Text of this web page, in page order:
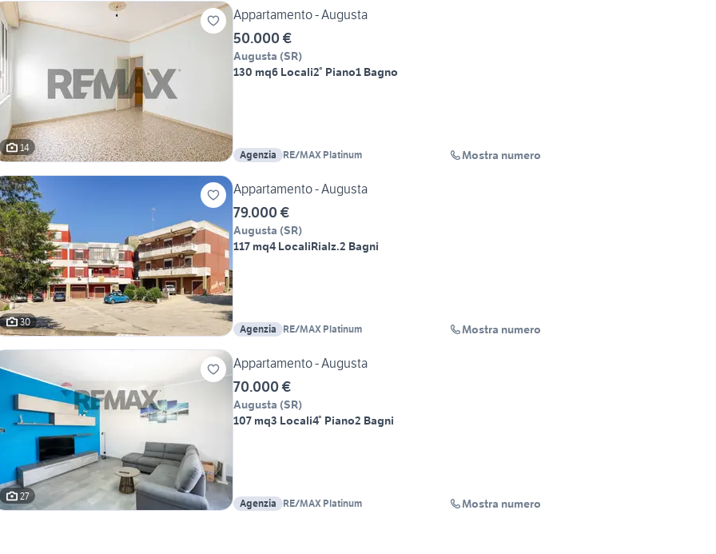
14
Appartamento - Augusta
50.000 €
Augusta (SR)
130 mq6 Locali2° Piano1 Bagno
Agenzia RE/MAX Platinum Mostra numero
30
Appartamento - Augusta
79.000 €
Augusta (SR)
117 mq4 LocaliRialz.2 Bagni
Agenzia RE/MAX Platinum Mostra numero
27
Appartamento - Augusta
70.000 €
Augusta (SR)
107 mq3 Locali4° Piano2 Bagni
Agenzia RE/MAX Platinum Mostra numero